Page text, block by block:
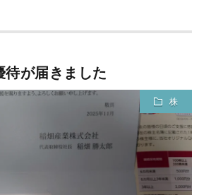
が届きました
株